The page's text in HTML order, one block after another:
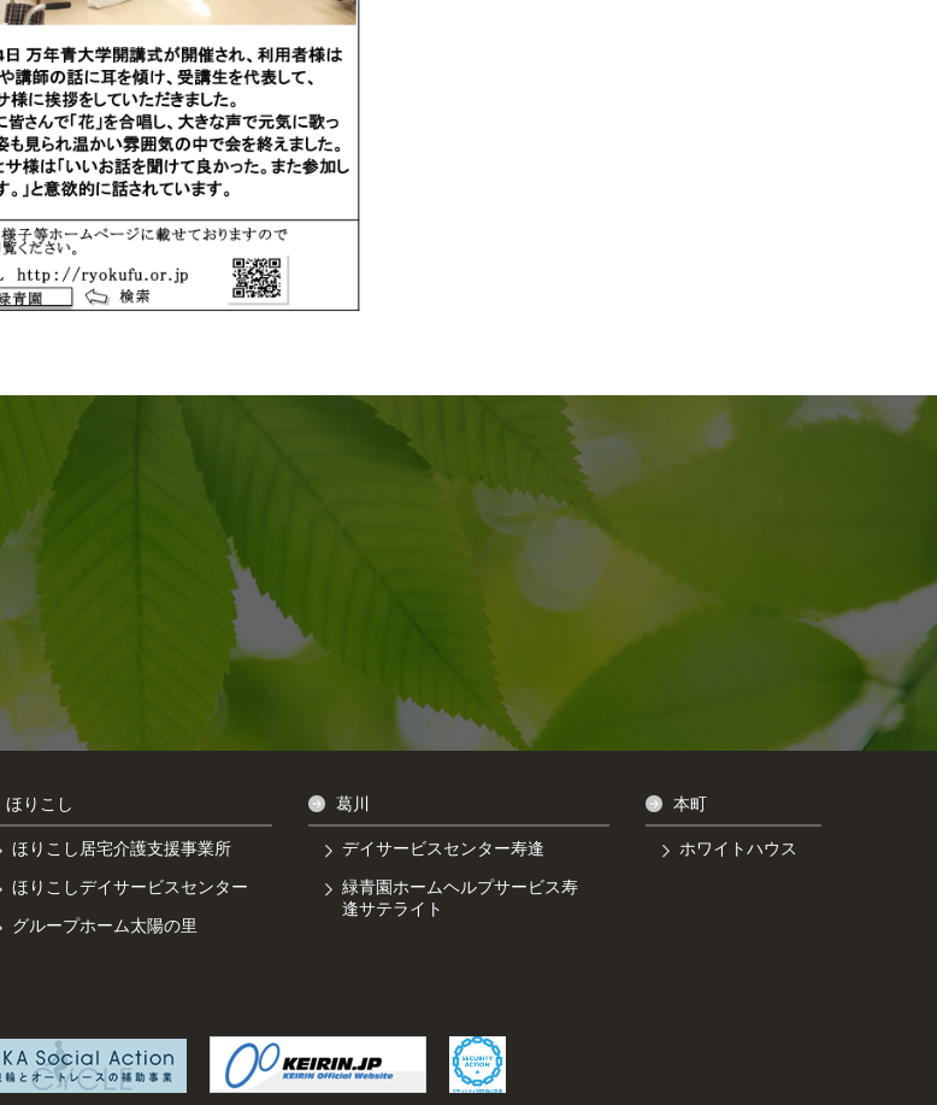
ほりこし
ほりこし居宅介護支援事業所
ほりこしデイサービスセンター
グループホーム太陽の里
葛川
デイサービスセンター寿逢
緑青園ホームヘルプサービス寿
逢サテライト
本町
ホワイトハウス